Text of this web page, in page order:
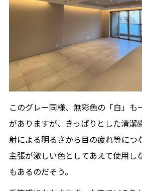
このグレー同様、無彩色の「白」も
がありますが、きっぱりとした清潔
射による明るさから目の疲れ等につ
主張が激しい色としてあえて使用し
もあるのだそう。